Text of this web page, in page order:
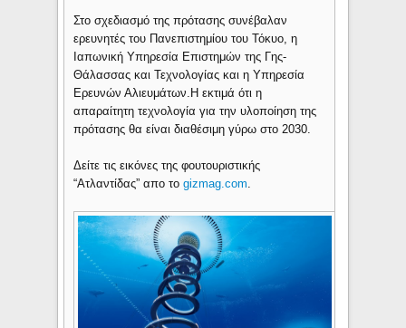
Στο σχεδιασμό της πρότασης συνέβαλαν
ερευνητές του Πανεπιστημίου του Τόκυο, η
Ιαπωνική Υπηρεσία Επιστημών της Γης-
Θάλασσας και Τεχνολογίας και η Υπηρεσία
Ερευνών Αλιευμάτων.Η εκτιμά ότι η
απαραίτητη τεχνολογία για την υλοποίηση της
πρότασης θα είναι διαθέσιμη γύρω στο 2030.
Δείτε τις εικόνες της φουτουριστικής
“Ατλαντίδας” απο τοgizmag.com.